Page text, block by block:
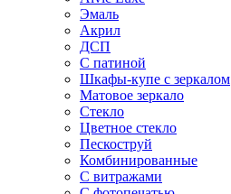
Эмаль
Акрил
ДСП
С патиной
Шкафы-купе с зеркалом
Матовое зеркало
Стекло
Цветное стекло
Пескоструй
Комбинированные
С витражами